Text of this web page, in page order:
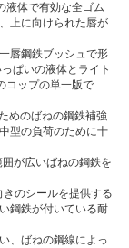
液体で有効な全ゴム
上に向けられた唇が
唇鋼鉄ブッシュで形
ぱいの液体とライト
コップの単一版で
めのばねの鋼鉄補強
型の負荷のために十
が広いばねの鋼鉄を
のシールを提供する
鋼鉄が付いている耐
、ばねの鋼線によっ